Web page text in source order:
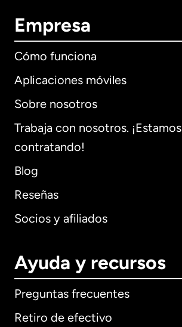
Empresa
Cómo funciona
Aplicaciones móviles
Sobre nosotros
Trabaja con nosotros. ¡Estamos
contratando!
Blog
Reseñas
Socios y afiliados
Ayuda y recursos
Preguntas frecuentes
Retiro de efectivo